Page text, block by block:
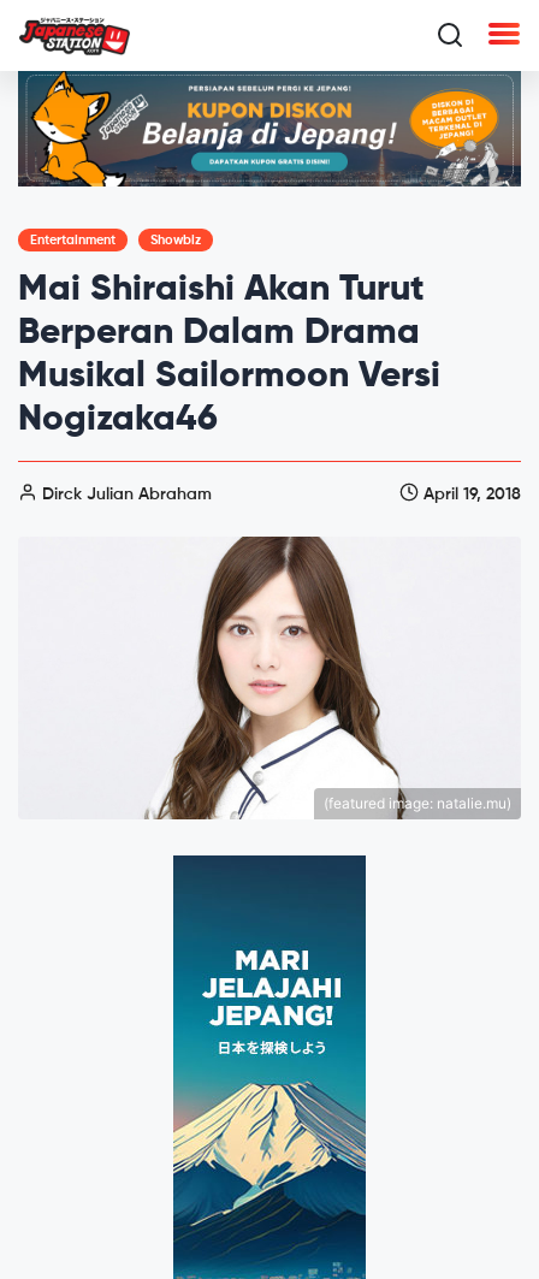
Entertainment Showbiz
Mai Shiraishi Akan Turut
Berperan Dalam Drama
Musikal Sailormoon Versi
Nogizaka46
Dirck Julian Abraham April 19, 2018
(featured image: natalie.mu)